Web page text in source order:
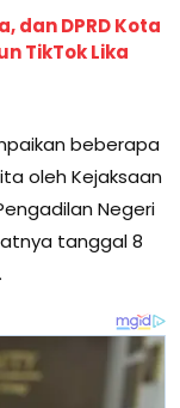
dan DPRD Kota
TikTok Lika
beberapa
oleh Kejaksaan
Negeri
tanggal 8